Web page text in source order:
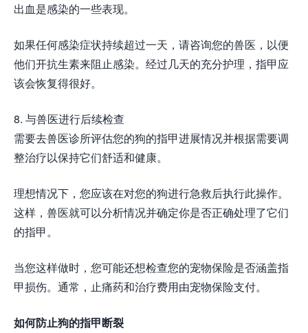
出血是感染的一些表现。
如果任何感染症状持续超过一天，请咨询您的兽医，以便
他们开抗生素来阻止感染。经过几天的充分护理，指甲应
该会恢复得很好。
8. 与兽医进行后续检查
需要去兽医诊所评估您的狗的指甲进展情况并根据需要调
整治疗以保持它们舒适和健康。
理想情况下，您应该在对您的狗进行急救后执行此操作。
这样，兽医就可以分析情况并确定你是否正确处理了它们
的指甲。
当您这样做时，您可能还想检查您的宠物保险是否涵盖指
甲损伤。通常，止痛药和治疗费用由宠物保险支付。
如何防止狗的指甲断裂